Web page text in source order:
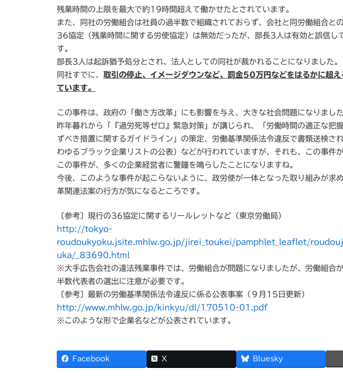
残業時間の上限を最大で約19時間超えて働かせたとされています。
また、同社の労働組合は社員の過半数で組織されておらず、会社と同労働組合と
36協定（残業時間に関する労使協定）は無効だったが、部長3人は有効と誤信し
す。
部長3人は起訴猶予処分とされ、法人としての同社が裁かれることになりました。
同社すでに、 取引の停止、イメージダウンなど、罰金50万円などをはるかに超え
ています。
この事件は、政府の「働き方改革」にも影響を与え、大きな社会問題になりました
昨年暮れから「『過労死等ゼロ』緊急対策」が講じられ、「労働時間の適正な把
ずべき措置に関するガイドライン」の策定、労働基準関係法令違反で書類送検さ
わゆるブラック企業リストの公表）などが行われていますが、それも、この事件
この事件が、多くの企業経営者に警鐘を鳴らしたことになりますね。
今後、このような事件が起こらないように、政労使が一体となった取り組みが求
革関連法案の行方が気になるところです。
〔参考〕現行の36協定に関するリールレットなど（東京労働局）
http://tokyo-
roudoukyoku.jsite.mhlw.go.jp/jirei_toukei/pamphlet_leaflet/
uka/_83690.html
※大手広告会社の違法残業事件では、労働組合が問題になりましたが、労働組合
半数代表者の選出に注意が必要です。
〔参考〕最新の労働基準関係法令違反に係る公表事案（９月15日更新）
http://www.mhlw.go.jp/kinkyu/dl/170510-01.pdf
※このような形で企業名などが公表されています。
Facebook X Bluesky